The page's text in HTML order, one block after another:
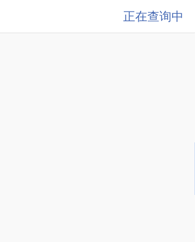
正在查询中